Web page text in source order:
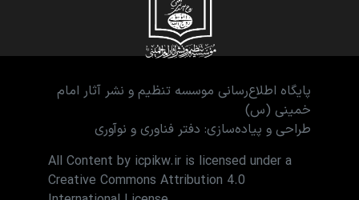
پایگاه اطلاع‌رسانی موسسه تنظیم و نشر آثار امام
خمینی (س)
طراحی و پیاده‌سازی: دفتر فناوری و نوآوری
All Content by icpikw.ir is licensed under a
Creative Commons Attribution 4.0